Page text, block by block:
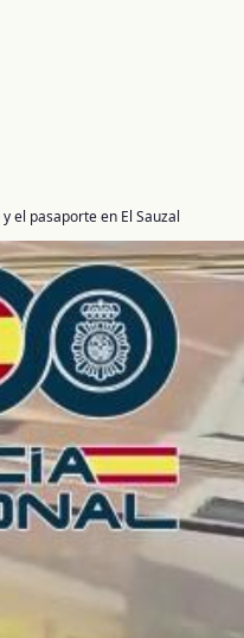
el pasaporte en El Sauzal